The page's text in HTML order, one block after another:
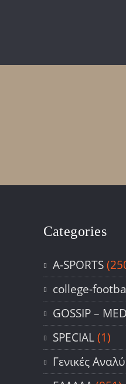
Categories
A-SPORTS
college-
GOSSIP –
SPECIAL(1)
Γενικές